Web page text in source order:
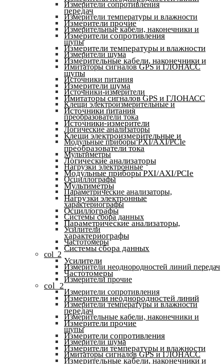
Измерители сопротивления
Измерители температуры и влажности
Измерительные кабели, наконечники и
щупы
Измерители шума
Имитаторы сигналов GPS и ГЛОНАСС
Источники питания
Источники-измерители
Клещи электроизмерительные и
преобразователи тока
Логические анализаторы
Модульные приборы PXI/AXI/PCIe
Мультиметры
Нагрузки электронные
Осциллографы
Параметрические анализаторы,
характериографы
Системы сбора данных
Усилители
Частотомеры
col_2
Измерители неоднородностей линий передач
Измерители прочие
Измерители сопротивления
Измерители температуры и влажности
Измерительные кабели, наконечники и
щупы
Измерители шума
Имитаторы сигналов GPS и ГЛОНАСС
передач
Измерители прочие
Измерители сопротивления
Измерители температуры и влажности
Измерительные кабели, наконечники и
щупы
Измерители шума
Имитаторы сигналов GPS и ГЛОНАСС
Источники питания
Источники-измерители
Клещи электроизмерительные и
преобразователи тока
Логические анализаторы
Модульные приборы PXI/AXI/PCIe
Мультиметры
Нагрузки электронные
Осциллографы
Параметрические анализаторы,
характериографы
Системы сбора данных
Усилители
Частотомеры
col_2
Измерители неоднородностей линий
передач
Измерители прочие
Измерители сопротивления
Измерители температуры и влажности
Измерительные кабели, наконечники и